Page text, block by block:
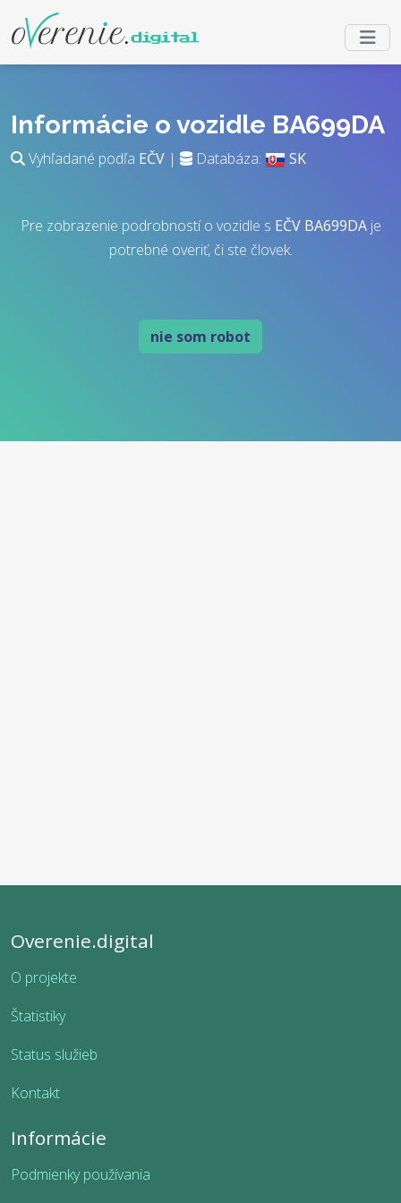
Informácie o vozidle BA699DA
Vyhľadané podľa EČV | Databáza: SK
Pre zobrazenie podrobností o vozidle s EČV BA699DAje
potrebné overiť, či ste človek.
nie som robot
Overenie.digital
O projekte
Štatistiky
Status služieb
Kontakt
Informácie
Podmienky používania